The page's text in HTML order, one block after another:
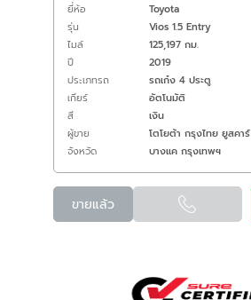
ยี่ห้อ
Toyota
รุ่น
Vios 1.5 Entry
ไมล์
125,197 กม.
ปี
2019
ประเภทรถ
รถเก๋ง 4 ประตู
เกียร์
อัตโนมัติ
สี
เงิน
ผู้ขาย
โตโยต้า กรุงไทย ยูสคาร์
จังหวัด
บางแค กรุงเทพฯ
ขายแล้ว